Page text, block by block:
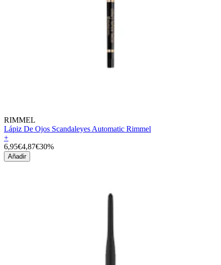
RIMMEL
Lápiz De Ojos Scandaleyes Automatic Rimmel
+
6,95€4,87€30%
Añadir